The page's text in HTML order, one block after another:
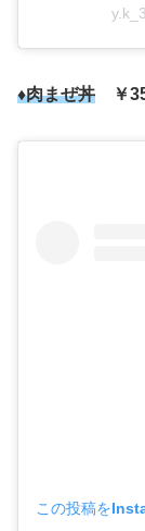
♦肉まぜ丼 ￥
この投稿を